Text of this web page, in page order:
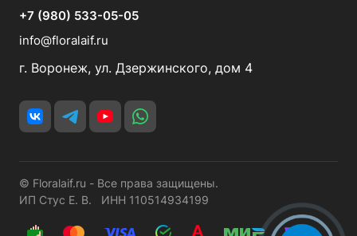
+7 (980) 533-05-05
info@floralaif.ru
г. Воронеж, ул. Дзержинского, дом 4
© Floralaif.ru - Все права защищены.
ИП Стус Е. В. ИНН 110514934199